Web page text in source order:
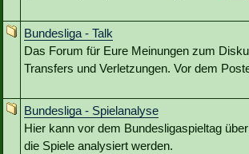
Bundesliga - Talk
Das Forum für Eure Meinungen zum
Transfers und Verletzungen. Vor dem
Bundesliga - Spielanalyse
Hier kann vor dem Bundesligaspieltag
die Spiele analysiert werden.